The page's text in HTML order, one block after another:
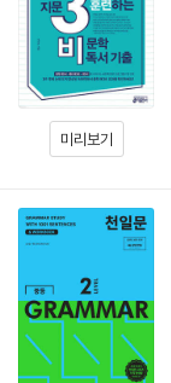
미리보기